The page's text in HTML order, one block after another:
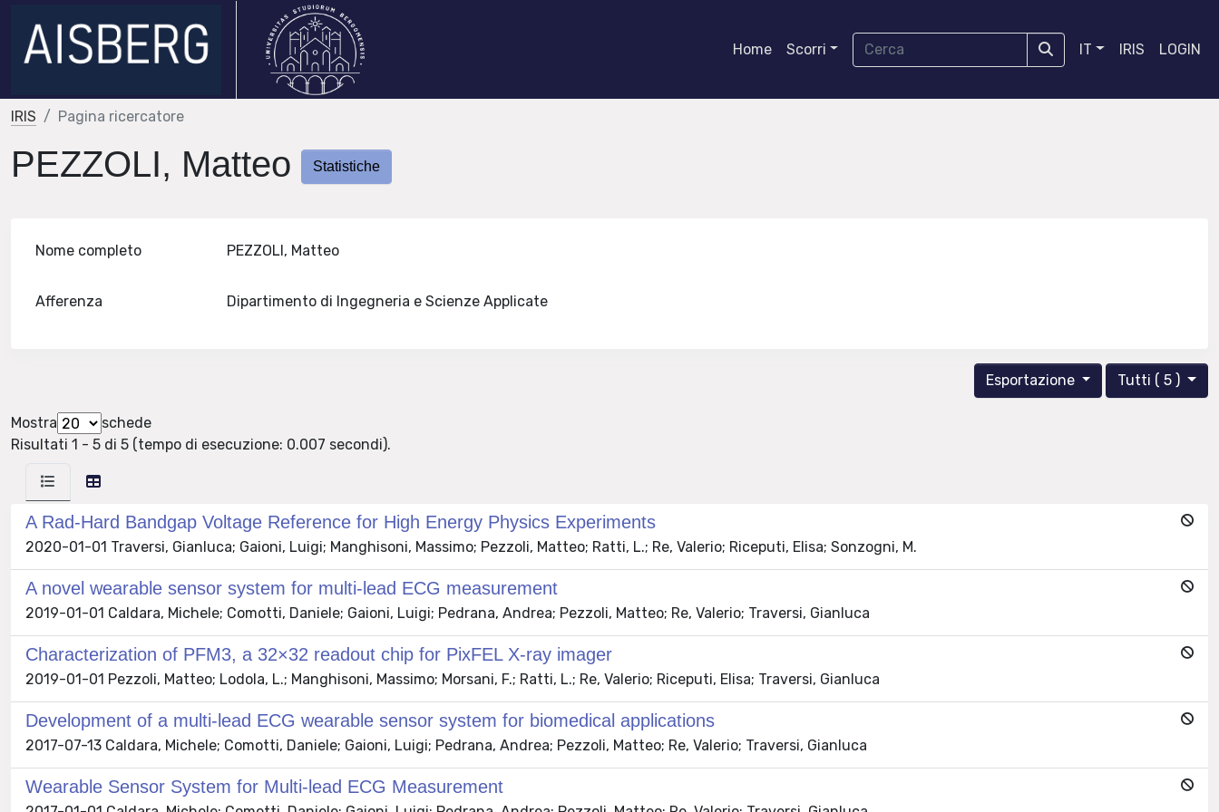
Home Scorri IT IRIS LOGIN
IRIS Pagina ricercatore
PEZZOLI, Matteo Statistiche
Nome completo PEZZOLI, Matteo
Afferenza Dipartimento di Ingegneria e Scienze Applicate
Tutti ( 5 )
Esportazione
Mostra
schede
Risultati 1 - 5 di 5 (tempo di esecuzione: 0.007 secondi).
A Rad-Hard Bandgap Voltage Reference for High Energy Physics Experiments
2020-01-01 Traversi, Gianluca; Gaioni, Luigi; Manghisoni, Massimo; Pezzoli, Matteo; Ratti, L.; Re, Valerio; Riceputi, Elisa; Sonzogni, M.
A novel wearable sensor system for multi-lead ECG measurement
2019-01-01 Caldara, Michele; Comotti, Daniele; Gaioni, Luigi; Pedrana, Andrea; Pezzoli, Matteo; Re, Valerio; Traversi, Gianluca
Characterization of PFM3, a 32×32 readout chip for PixFEL X-ray imager
2019-01-01 Pezzoli, Matteo; Lodola, L.; Manghisoni, Massimo; Morsani, F.; Ratti, L.; Re, Valerio; Riceputi, Elisa; Traversi, Gianluca
Development of a multi-lead ECG wearable sensor system for biomedical applications
2017-07-13 Caldara, Michele; Comotti, Daniele; Gaioni, Luigi; Pedrana, Andrea; Pezzoli, Matteo; Re, Valerio; Traversi, Gianluca
Wearable Sensor System for Multi-lead ECG Measurement